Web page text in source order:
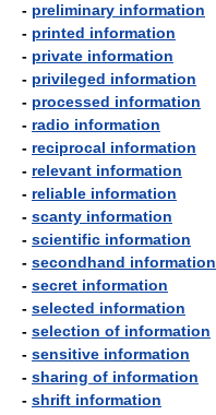
- preliminary information
- printed information
- private information
- privileged information
- processed information
- radio information
- reciprocal information
- relevant information
- reliable information
- scanty information
- scientific information
- secondhand information
- secret information
- selected information
- selection of information
- sensitive information
- sharing of information
- shrift information